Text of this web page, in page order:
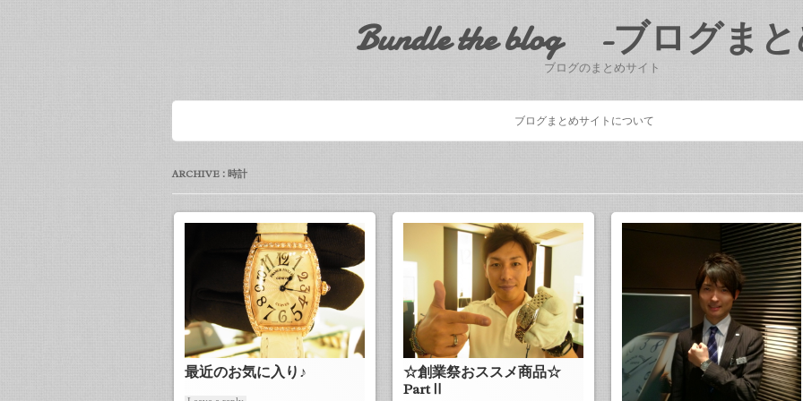
Bundle the blog -ブログま
ブログのまとめサイト
ブログまとめサイトについて
ARCHIVE : 時計
最近のお気に入り♪
☆創業祭おススメ商品☆
PartⅡ